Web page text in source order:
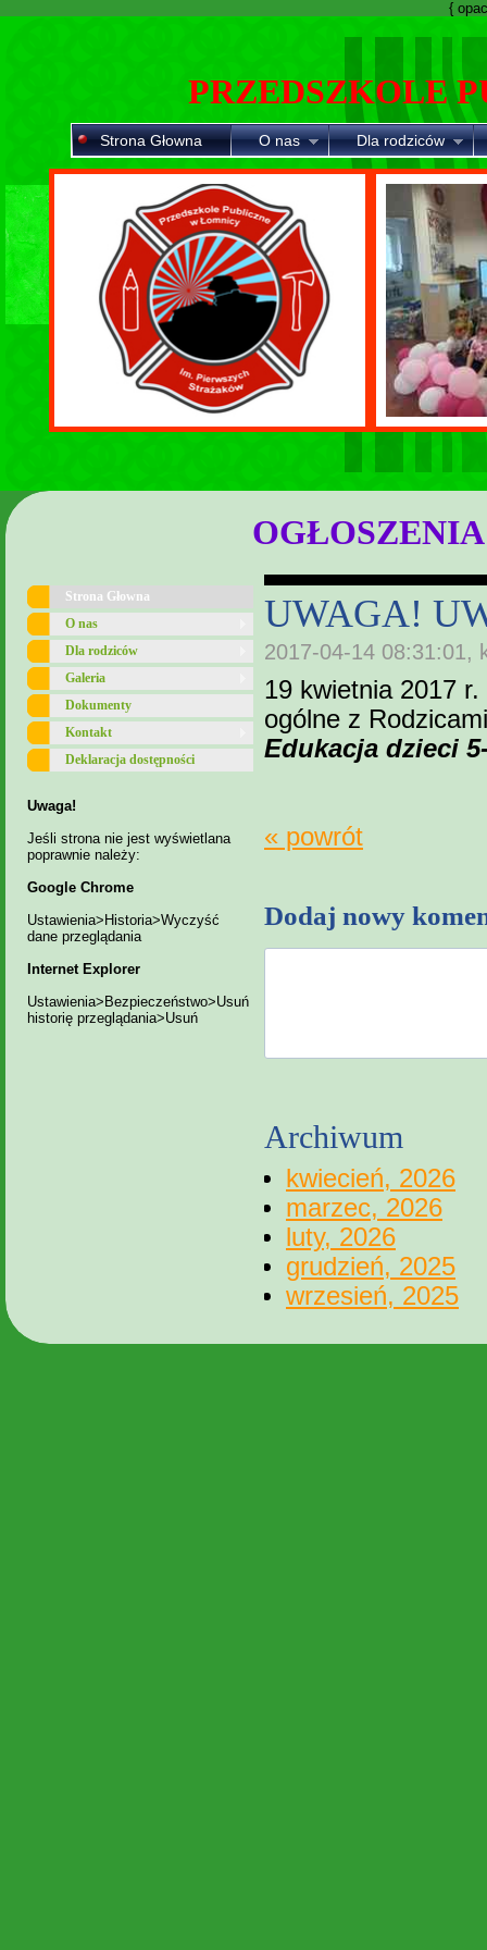
{
PRZEDSZKOLE
Strona Głowna O nas Dla rodziców
Strona Głowna
O nas
Dla rodziców
Galeria
Dokumenty
Kontakt
Deklaracja dostępności
Uwaga!
Jeśli strona nie jest wyświetlana
poprawnie należy:
Google Chrome
Ustawienia>Historia>Wyczyść
dane przeglądania
Internet Explorer
Ustawienia>Bezpieczeństwo>Usuń
historię przeglądania>Usuń
UWAGA!
2017-04-14 08:31:01,
19 kwietnia 2017
ogólne z
Edukacja dzieci
« powrót
Dodaj nowy
Archiwum
kwiecień, 2026
marzec, 2026
luty, 2026
grudzień, 2025
wrzesień, 2025